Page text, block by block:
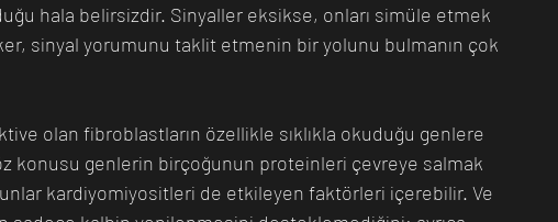
hala belirsizdir. Sinyaller eksikse, onları simüle etmek
sinyal yorumunu taklit etmenin bir yolunu bulmanın çok
olan fibroblastların özellikle sıklıkla okuduğu genlere
konusu genlerin birçoğunun proteinleri çevreye salmak
kardiyomiyositleri de etkileyen faktörleri içerebilir. Ve